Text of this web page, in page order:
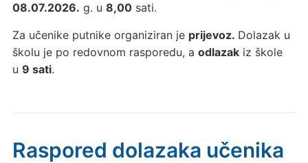
08.07.2026. g. u 8,00sati.
Za učenike putnike organiziran je prijevoz. Dolazak u
školu je po redovnom rasporedu, a odlazakiz škole
u 9 sati.
Raspored dolazaka učenika